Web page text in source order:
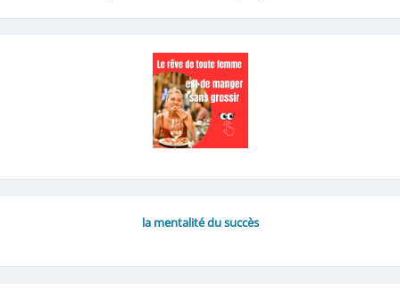
la mentalité du succès